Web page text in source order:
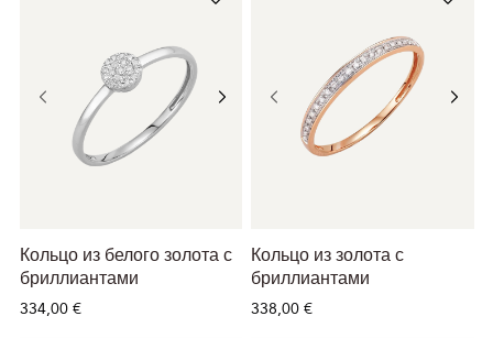
Кольцо из белого золота с
бриллиантами
334,00 €
Кольцо из золота с
бриллиантами
338,00 €